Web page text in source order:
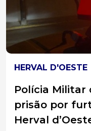
HERVAL D'OESTE
Polícia Militar
prisão por
Herval